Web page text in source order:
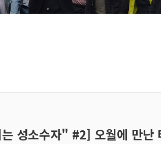
성소수자" #2] 오월에 만난